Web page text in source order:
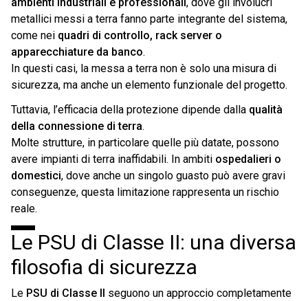
ambienti industriali e professionali, dove gli involucri
metallici messi a terra fanno parte integrante del sistema,
come nei quadri di controllo, rack server o
apparecchiature da banco.
In questi casi, la messa a terra non è solo una misura di
sicurezza, ma anche un elemento funzionale del progetto.
Tuttavia, l’efficacia della protezione dipende dalla qualità
della connessione di terra.
Molte strutture, in particolare quelle più datate, possono
avere impianti di terra inaffidabili. In ambiti ospedalieri o
domestici, dove anche un singolo guasto può avere gravi
conseguenze, questa limitazione rappresenta un rischio
reale.
Le PSU di Classe II: una diversa
filosofia di sicurezza
Le PSU di Classe II
seguono un approccio completamente